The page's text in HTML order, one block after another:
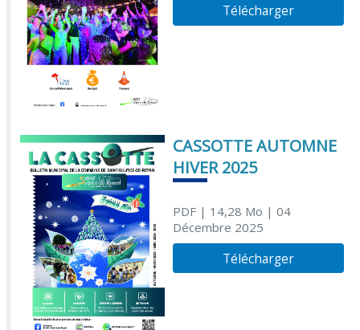
Télécharger
CASSOTTE AUTOMNE
HIVER 2025
PDF| 14,28 Mo | 04
Décembre 2025
Télécharger